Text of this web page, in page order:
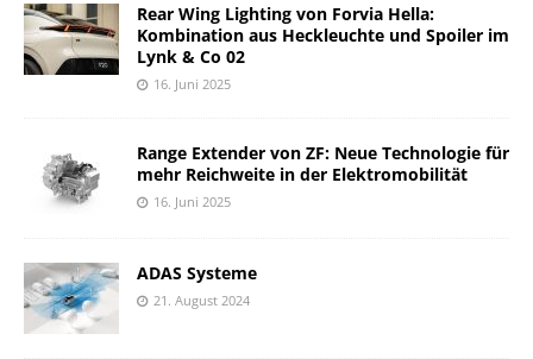
Rear Wing Lighting von Forvia Hella:
Kombination aus Heckleuchte und Spoiler im
Lynk & Co 02
16. Juni 2025
Range Extender von ZF: Neue Technologie für
mehr Reichweite in der Elektromobilität
16. Juni 2025
ADAS Systeme
21. August 2024